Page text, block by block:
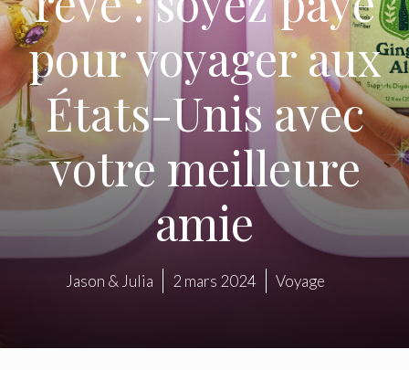
pour voyager aux
États-Unis avec
votre meilleure
amie
Jason & Julia 2 mars 2024 Voyage